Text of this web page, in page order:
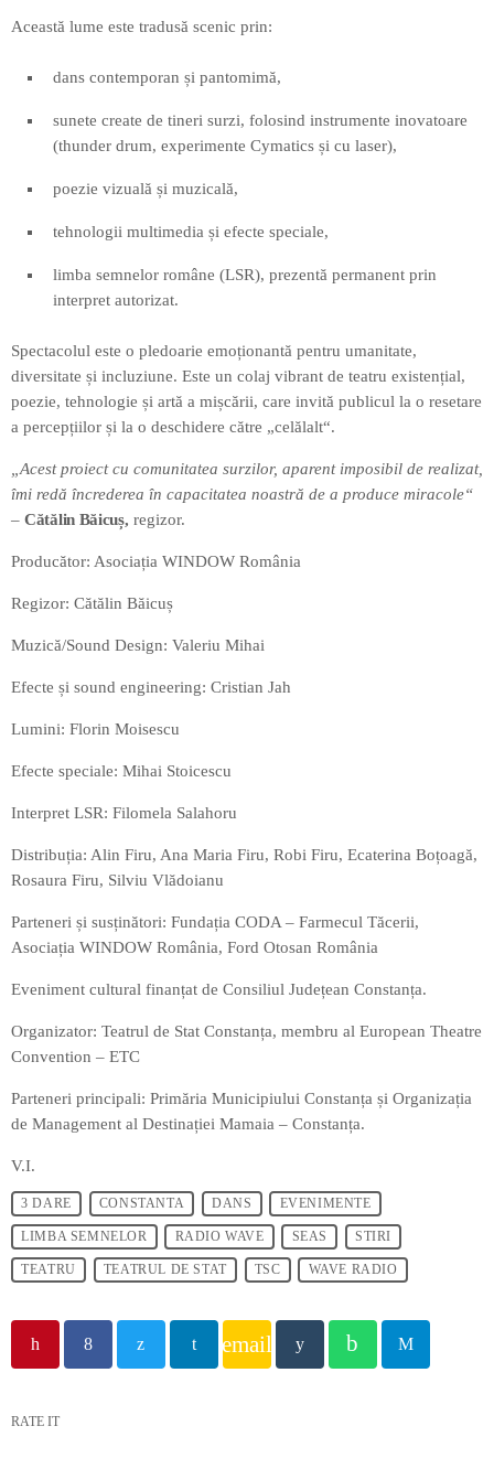
Această lume este tradusă scenic prin:
dans contemporan și pantomimă,
sunete create de tineri surzi, folosind instrumente inovatoare
(thunder drum, experimente Cymatics și cu laser),
poezie vizuală și muzicală,
tehnologii multimedia și efecte speciale,
limba semnelor române (LSR), prezentă permanent prin
interpret autorizat.
Spectacolul este o pledoarie emoționantă pentru umanitate,
diversitate și incluziune. Este un colaj vibrant de teatru existențial,
poezie, tehnologie și artă a mișcării, care invită publicul la o resetare
a percepțiilor și la o deschidere către „celălalt“.
„Acest proiect cu comunitatea surzilor, aparent imposibil de realizat,
îmi redă încrederea în capacitatea noastră de a produce miracole“
– Cătălin Băicuș, regizor.
Producător: Asociația WINDOW România
Regizor: Cătălin Băicuș
Muzică/Sound Design: Valeriu Mihai
Efecte și sound engineering: Cristian Jah
Lumini: Florin Moisescu
Efecte speciale: Mihai Stoicescu
Interpret LSR: Filomela Salahoru
Distribuția: Alin Firu, Ana Maria Firu, Robi Firu, Ecaterina Boțoagă,
Rosaura Firu, Silviu Vlădoianu
Parteneri și susținători: Fundația CODA – Farmecul Tăcerii,
Asociația WINDOW România, Ford Otosan România
Eveniment cultural finanțat de Consiliul Județean Constanța.
Organizator: Teatrul de Stat Constanța, membru al European Theatre
Convention – ETC
Parteneri principali: Primăria Municipiului Constanța și Organizația
de Management al Destinației Mamaia – Constanța.
V.I.
3 DARE CONSTANTA DANS EVENIMENTE
LIMBA SEMNELOR RADIO WAVE SEAS STIRI
TEATRU TEATRUL DE STAT TSC WAVE RADIO
email
RATE IT